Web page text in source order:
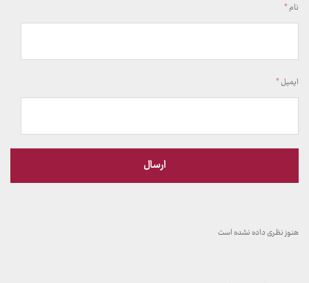
نام*
ایمیل*
هنوز نظری داده نشده است